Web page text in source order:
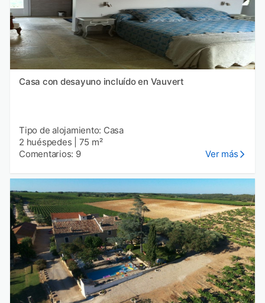
Casa con desayuno incluído en Vauvert
Tipo de alojamiento: Casa
2 huéspedes
75 m²
Comentarios: 9
Ver más